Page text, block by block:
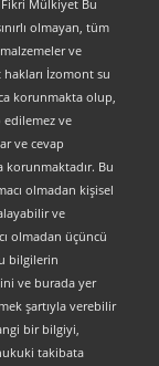
Mülkiyet Bu
olmayan, tüm
ve
İzomont su
korunmakta olup,
edilemez ve
ve cevap
korunmaktadır. Bu
olmadan kişisel
ve
olmadan üçüncü
bilgilerin
ve burada yer
şartıyla verebilir
bir bilgiyi,
takibata